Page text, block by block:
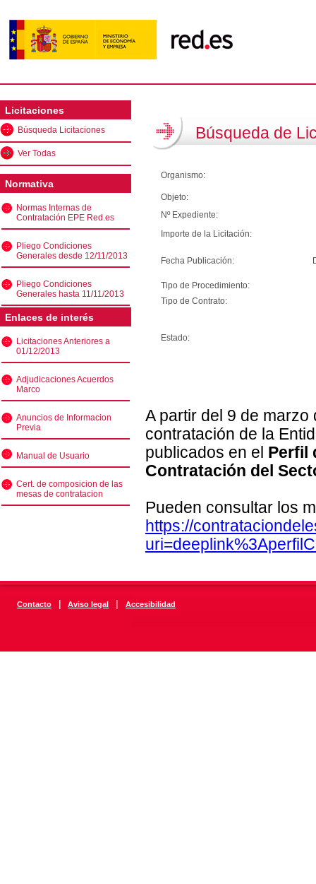
Licitaciones
Búsqueda Licitaciones
Ver Todas
Normativa
Normas Internas de
Contratación EPE Red.es
Pliego Condiciones
Generales desde 12/11/2013
Pliego Condiciones
Generales hasta 11/11/2013
Enlaces de interés
Licitaciones Anteriores a
01/12/2013
Adjudicaciones Acuerdos
Marco
Anuncios de Informacion
Previa
Manual de Usuario
Cert. de composicion de las
mesas de contratacion
Búsqueda de
Organismo:
Objeto:
Nº Expediente:
Importe de la Licitación:
Fecha Publicación:
Tipo de Procedimiento:
Tipo de Contrato:
Estado:
A partir del 9 de
contratación de la
publicados en el Perfil
Contratación del
Pueden consultar los
https://
Contacto | Aviso legal | Accesibilidad